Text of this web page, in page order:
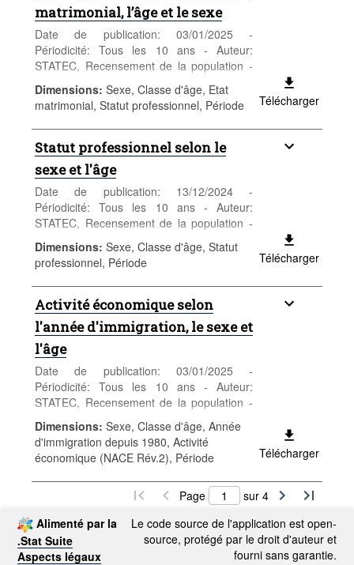
matrimonial, l’âge et le sexe
Date de publication: 03/01/2025 -
Périodicité: Tous les 10 ans - Auteur:
STATEC, Recensement de la population -
Catégorie: Population et emploi -
Population - Mots-clés: population, sexe,
âge, nationalité, recensement,
démographie
Dimensions: Sexe, Classe d'âge, Etat
matrimonial, Statut professionnel, Période
Télécharger
Statut professionnel selon le
sexe et l'âge
Date de publication: 13/12/2024 -
Périodicité: Tous les 10 ans - Auteur:
STATEC, Recensement de la population -
Catégorie: Population et emploi -
Population - Mots-clés: population, sexe,
âge, nationalité, recensement,
démographie
Dimensions: Sexe, Classe d'âge, Statut
professionnel, Période
Télécharger
Activité économique selon
l'année d'immigration, le sexe et
l'âge
Date de publication: 03/01/2025 -
Périodicité: Tous les 10 ans - Auteur:
STATEC, Recensement de la population -
Catégorie: Population et emploi -
Population - Mots-clés: population, sexe,
âge, nationalité, recensement,
démographie
Dimensions: Sexe, Classe d'âge, Année
d'immigration depuis 1980, Activité
économique (NACE Rév.2), Période
Télécharger
Page
sur 4
Alimenté par la
.Stat Suite
Aspects légaux
Le code source de l'application est open-
source, protégé par le droit d'auteur et
fourni sans garantie.